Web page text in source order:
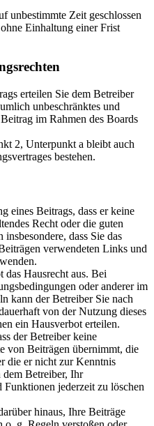
unbestimmte Zeit geschlossen
Einhaltung einer Frist
erteilen Sie dem Betreiber
unbeschränktes und
im Rahmen des Boards
2, Unterpunkt a bleibt auch
bestehen.
eines Beitrags, dass er keine
Recht oder die guten
dass Sie das
verwendeten Links und
das Hausrecht aus. Bei
oder anderer im
kann der Betreiber Sie nach
von der Nutzung dieses
ein Hausverbot erteilen.
der Betreiber keine
von Beiträgen übernimmt, die
die er nicht zur Kenntnis
dem Betreiber, Ihr
jederzeit zu löschen
hinaus, Ihre Beiträge